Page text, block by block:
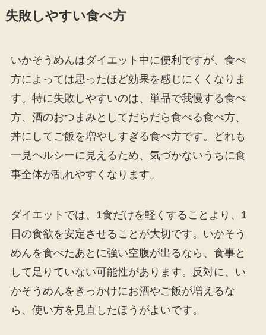
失敗しやすい食べ方
いかそうめんはダイエット中に便利ですが、食べ
方によっては思ったほど効果を感じにくくなりま
す。特に失敗しやすいのは、単品で我慢する食べ
方、酒のおつまみとしてだらだら食べる食べ方、
丼にしてご飯を増やしすぎる食べ方です。どれも
一見ヘルシーに見えるため、気づかないうちに食
事全体が乱れやすくなります。
ダイエットでは、1食だけを軽くすることより、1
日の食欲を安定させることが大切です。いかそう
めんを食べたあとに強い空腹が出るなら、食事と
して足りていない可能性があります。反対に、い
かそうめんをきっかけにお酒やご飯が増えるな
ら、使い方を見直したほうがよいです。